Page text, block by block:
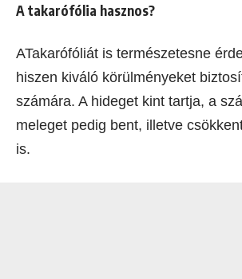
A takarófólia hasznos?
ATakarófóliát is természetesne
hiszen kiváló körülményeket
számára. A hideget kint tartja, a
meleget pedig bent, illetve
is.